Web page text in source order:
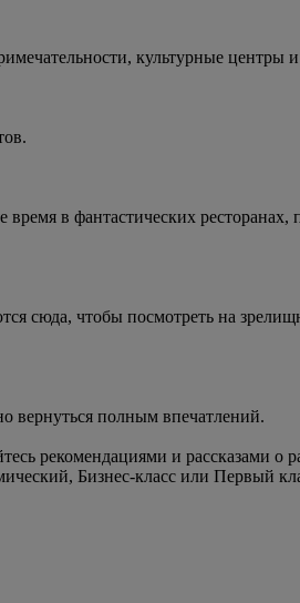
культурные
в фантастических
сюда, чтобы посмотреть на
вернуться полным впечатлений.
рекомендациями и рассказами
Бизнес-класс или Первый